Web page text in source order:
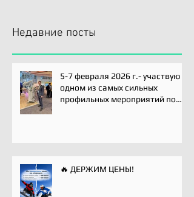
Недавние посты
5-7 февраля 2026 г.- участвую
одном из самых сильных
профильных мероприятий по
🔥 ДЕРЖИМ ЦЕНЫ!